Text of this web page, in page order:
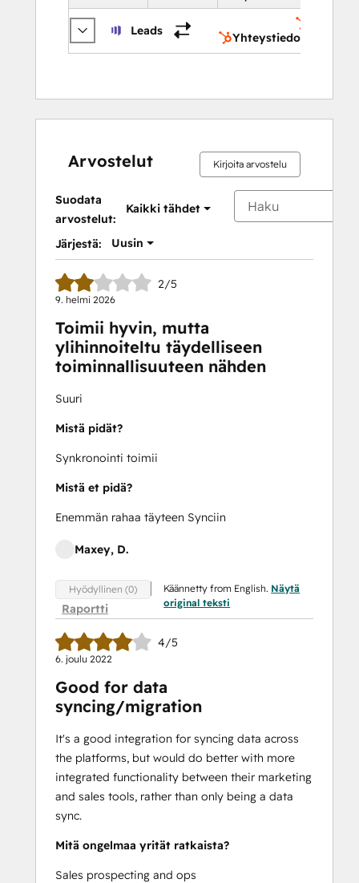
Leads
Yhteystiedot
Arvostelut Kirjoita arvostelu
Suodata
arvostelut:
Kaikki tähdet
Järjestä: Uusin
2/5
9. helmi 2026
Toimii hyvin, mutta
ylihinnoiteltu täydelliseen
toiminnallisuuteen nähden
Suuri
Mistä pidät?
Synkronointi toimii
Mistä et pidä?
Enemmän rahaa täyteen Synciin
Maxey, D.
Hyödyllinen (0)
Raportti
Käännetty from English. Näytä
original teksti
4/5
6. joulu 2022
Good for data
syncing/migration
It's a good integration for syncing data across
the platforms, but would do better with more
integrated functionality between their marketing
and sales tools, rather than only being a data
sync.
Mitä ongelmaa yrität ratkaista?
Sales prospecting and ops